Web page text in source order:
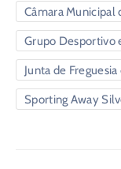
Câmara Municipal
Grupo Desportivo
Junta de
Sporting Away